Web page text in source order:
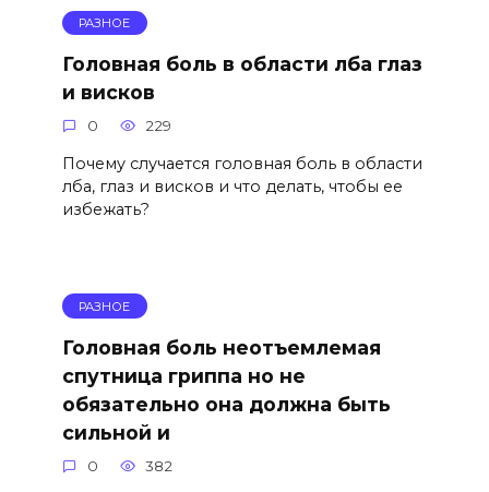
РАЗНОЕ
Головная боль в области лба глаз
и висков
0 229
Почему случается головная боль в области
лба, глаз и висков и что делать, чтобы ее
избежать?
РАЗНОЕ
Головная боль неотъемлемая
спутница гриппа но не
обязательно она должна быть
сильной и
0 382